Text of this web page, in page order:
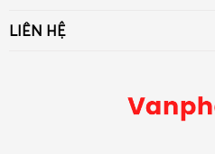
LIÊN HỆ
vpptot@gmail.com
Bút viết - Mực viết
Thiết bị VP-Hóa Mỹ
Liên hệ - Góp ý
Tra cứu hóa đơn điện tử